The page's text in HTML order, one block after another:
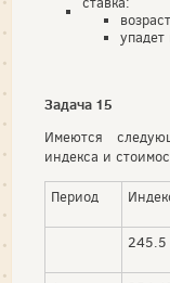
Задача 15
Имеются
индекса и
Период
245.5